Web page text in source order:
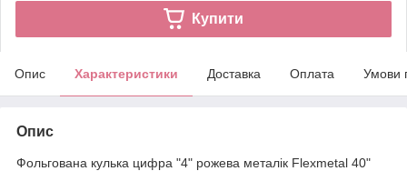
Купити
Опис Характеристики Доставка Оплата Умови
Опис
Фольгована кулька цифра "4" рожева металік Flexmetal 40"